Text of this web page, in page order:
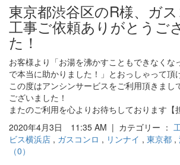
東京都渋谷区のR様、ガ
工事ご依頼ありがとうご
た！
お客様より「お湯を沸かすこともできなくな
で本当に助かりました！」とおっしゃって頂
この度はアンシンサービスをご利用頂きまし
ございました！
またのご利用を心よりお待ちしております【
2020年4月3日 11:35 AM | カテゴリー ：
ビス横浜店 , ガスコンロ , リンナイ , 東京都 ,
（0）